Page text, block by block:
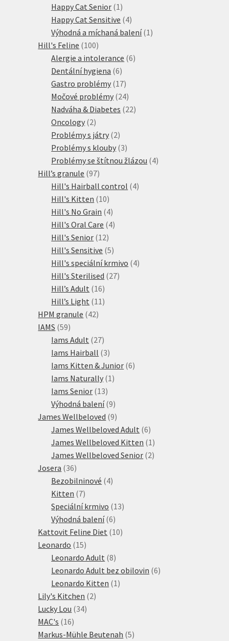
produkty
Happy Cat Senior 11
produkt
Happy Cat Sensitive 44
produkty
Výhodná a míchaná balení 11
Hill's Feline 100100
produktů
Alergie a intolerance 66
Dentální hygiena 66
produktů
Gastro problémy 1717
produktů
Močové problémy 2424
produktů
Nadváha & Diabetes 2222
Oncology 22
produkty
Problémy s játry 22
produkty
Problémy s klouby 33
produkty
Problémy se štítnou žlázou 44
Hill’s granule 9797
produktů
Hill's Hairball control 44
Hill's Kitten 1010
produktů
Hill's No Grain 44
produkty
Hill's Oral Care 44
Hill's Senior 1212
produktů
Hill's Sensitive 55
produktů
Hill's speciální krmivo 44
Hill's Sterilised 2727
Hill’s Adult 1616
produktů
Hill’s Light 1111
HPM granule 4242
IAMS 5959
produktů
Iams Adult 2727
produktů
Iams Hairball 33
produkty
Iams Kitten & Junior 66
Iams Naturally 11
Iams Senior 1313
produktů
Výhodná balení 99
produktů
James Wellbeloved 99
produktů
James Wellbeloved Adult 66
produktů
James Wellbeloved Kitten 11
produkt
James Wellbeloved Senior 22
Josera 3636
produktů
Bezobilninové 44
Kitten 77
produktů
Speciální krmivo 1313
Výhodná balení 66
produktů
Kattovit Feline Diet 1010
Leonardo 1515
produktů
Leonardo Adult 88
produktů
Leonardo Adult bez obilovin 66
Leonardo Kitten 11
Lily's Kitchen 22
Lucky Lou 3434
MAC's 1616
produktů
Markus-Mühle Beutenah 55